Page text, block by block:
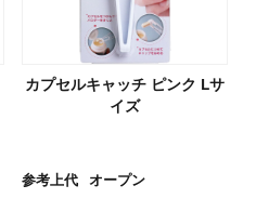
カプセルキャッチ ピンク Lサ
イズ
参考上代 オープン